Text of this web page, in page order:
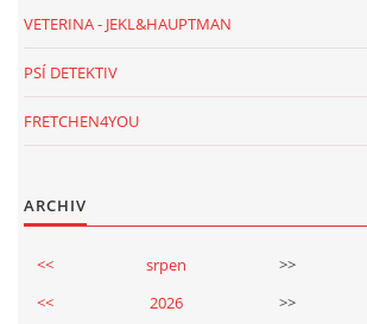
VETERINA - JEKL&HAUPTMAN
PSÍ DETEKTIV
FRETCHEN4YOU
ARCHIV
<< srpen
>>
<<
2026
>>